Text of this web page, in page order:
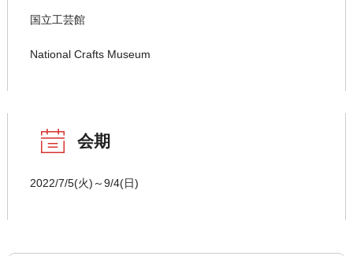
国立工芸館
National Crafts Museum
会期
2022/7/5(火)～9/4(日)